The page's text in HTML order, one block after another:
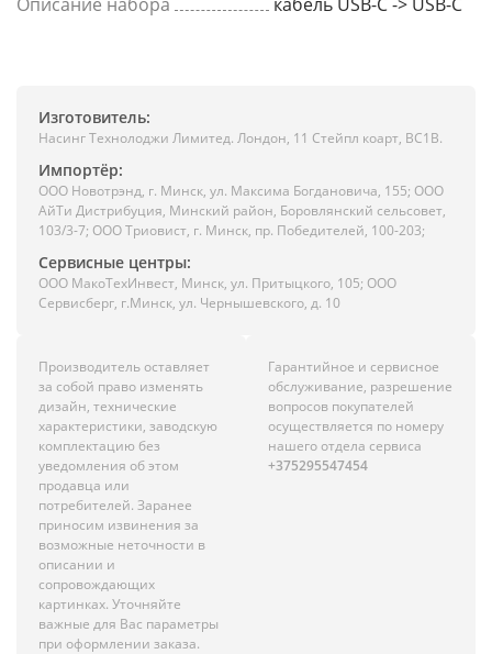
Изготовитель:
Насинг Технолоджи Лимитед. Лондон, 11 Стейпл коарт, ВС1В.
Импортёр:
ООО Новотрэнд, г. Минск, ул. Максима Богдановича, 155; ООО
АйТи Дистрибуция, Минский район, Боровлянский сельсовет,
103/3-7; ООО Триовист, г. Минск, пр. Победителей, 100-203;
Сервисные центры:
ООО МакоТехИнвест, Минск, ул. Притыцкого, 105; ООО
Сервисберг, г.Минск, ул. Чернышевского, д. 10
Производитель оставляет
за собой право изменять
дизайн, технические
характеристики, заводскую
комплектацию без
уведомления об этом
продавца или
потребителей. Заранее
приносим извинения за
возможные неточности в
описании и
сопровождающих
картинках. Уточняйте
важные для Вас параметры
при оформлении заказа.
Гарантийное и сервисное
обслуживание, разрешение
вопросов покупателей
осуществляется по номеру
нашего отдела сервиса
+375295547454